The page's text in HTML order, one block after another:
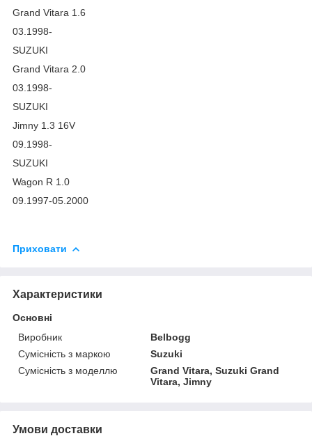
Grand Vitara 1.6
03.1998-
SUZUKI
Grand Vitara 2.0
03.1998-
SUZUKI
Jimny 1.3 16V
09.1998-
SUZUKI
Wagon R 1.0
09.1997-05.2000
Приховати
Характеристики
Основні
Виробник
Belbogg
Сумісність з маркою
Suzuki
Сумісність з моделлю
Grand Vitara, Suzuki Grand
Vitara, Jimny
Умови доставки